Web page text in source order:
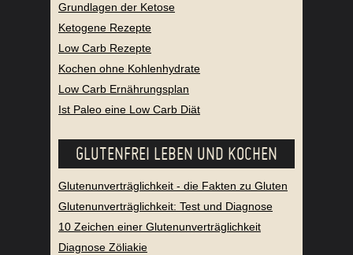
Grundlagen der Ketose
Ketogene Rezepte
Low Carb Rezepte
Kochen ohne Kohlenhydrate
Low Carb Ernährungsplan
Ist Paleo eine Low Carb Diät
GLUTENFREI LEBEN UND KOCHEN
Glutenunverträglichkeit - die Fakten zu Gluten
Glutenunverträglichkeit: Test und Diagnose
10 Zeichen einer Glutenunverträglichkeit
Diagnose Zöliakie